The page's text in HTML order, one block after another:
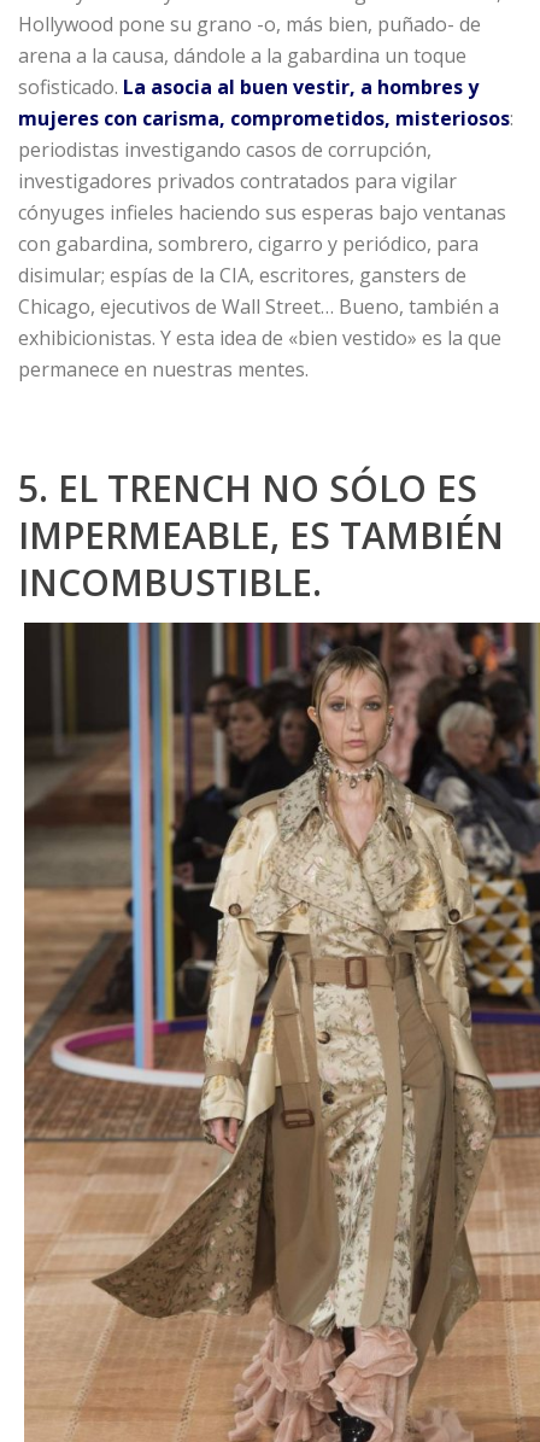
Hollywood pone su grano -o, más bien, puñado- de
arena a la causa, dándole a la gabardina un toque
sofisticado. La asocia al buen vestir, a hombres y
mujeres con carisma, comprometidos, misteriosos:
periodistas investigando casos de corrupción,
investigadores privados contratados para vigilar
cónyuges infieles haciendo sus esperas bajo ventanas
con gabardina, sombrero, cigarro y periódico, para
disimular; espías de la CIA, escritores, gansters de
Chicago, ejecutivos de Wall Street… Bueno, también a
exhibicionistas. Y esta idea de «bien vestido» es la que
permanece en nuestras mentes.
5. EL TRENCH NO SÓLO ES
IMPERMEABLE, ES TAMBIÉN
INCOMBUSTIBLE.